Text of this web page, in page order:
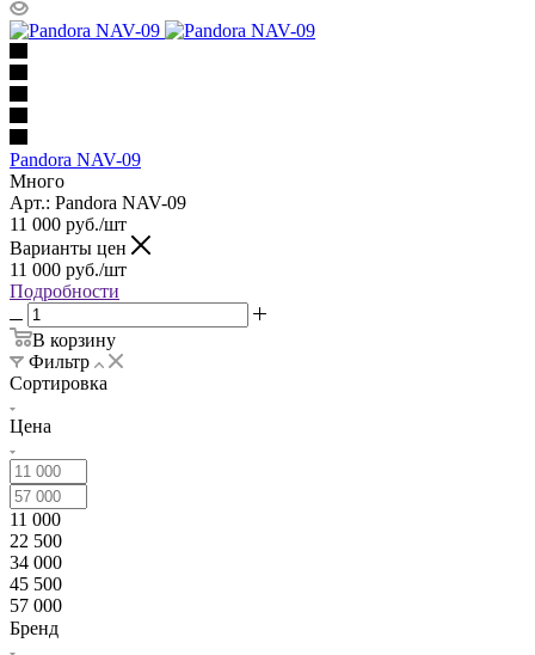
Pandora NAV-09
Много
Арт.: Pandora NAV-09
11 000 руб./шт
Варианты цен
11 000 руб./шт
Подробности
В корзину
Фильтр
Сортировка
Цена
11 000
22 500
34 000
45 500
57 000
Бренд